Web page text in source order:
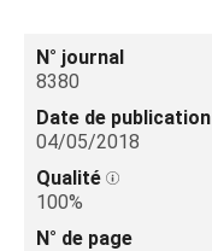
N° journal
8380
Date de publication
04/05/2018
Qualité
100%
N° de page